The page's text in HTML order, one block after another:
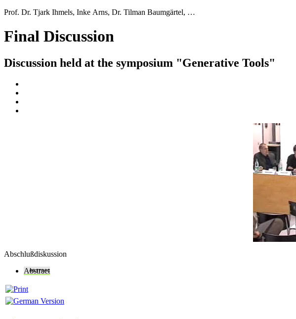
Prof. Dr. Tjark Ihmels, Inke Arns, Dr. Tilman Baumgärtel, …
Final Discussion
Discussion held at the symposium "Generative Tools"
Abschlußdiskussion
Abstract